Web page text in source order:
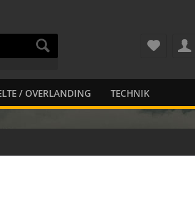
/ OVERLANDING TECHNIK